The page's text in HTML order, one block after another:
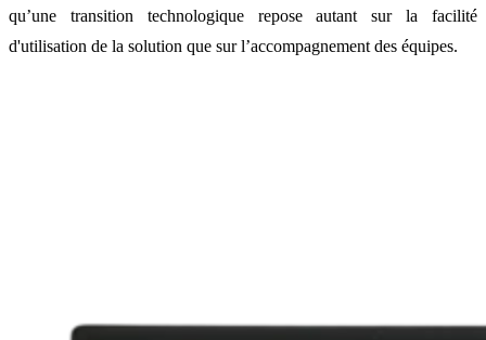
qu’une transition technologique repose autant sur la facilité
d'utilisation de la solution que sur l’accompagnement des équipes.